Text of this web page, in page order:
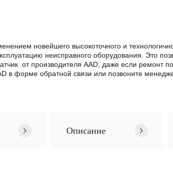
новейшего высокоточного и
неисправного оборудования. Это
от производителя AAD, даже если
в формe обратной связи или позвоните
Описание